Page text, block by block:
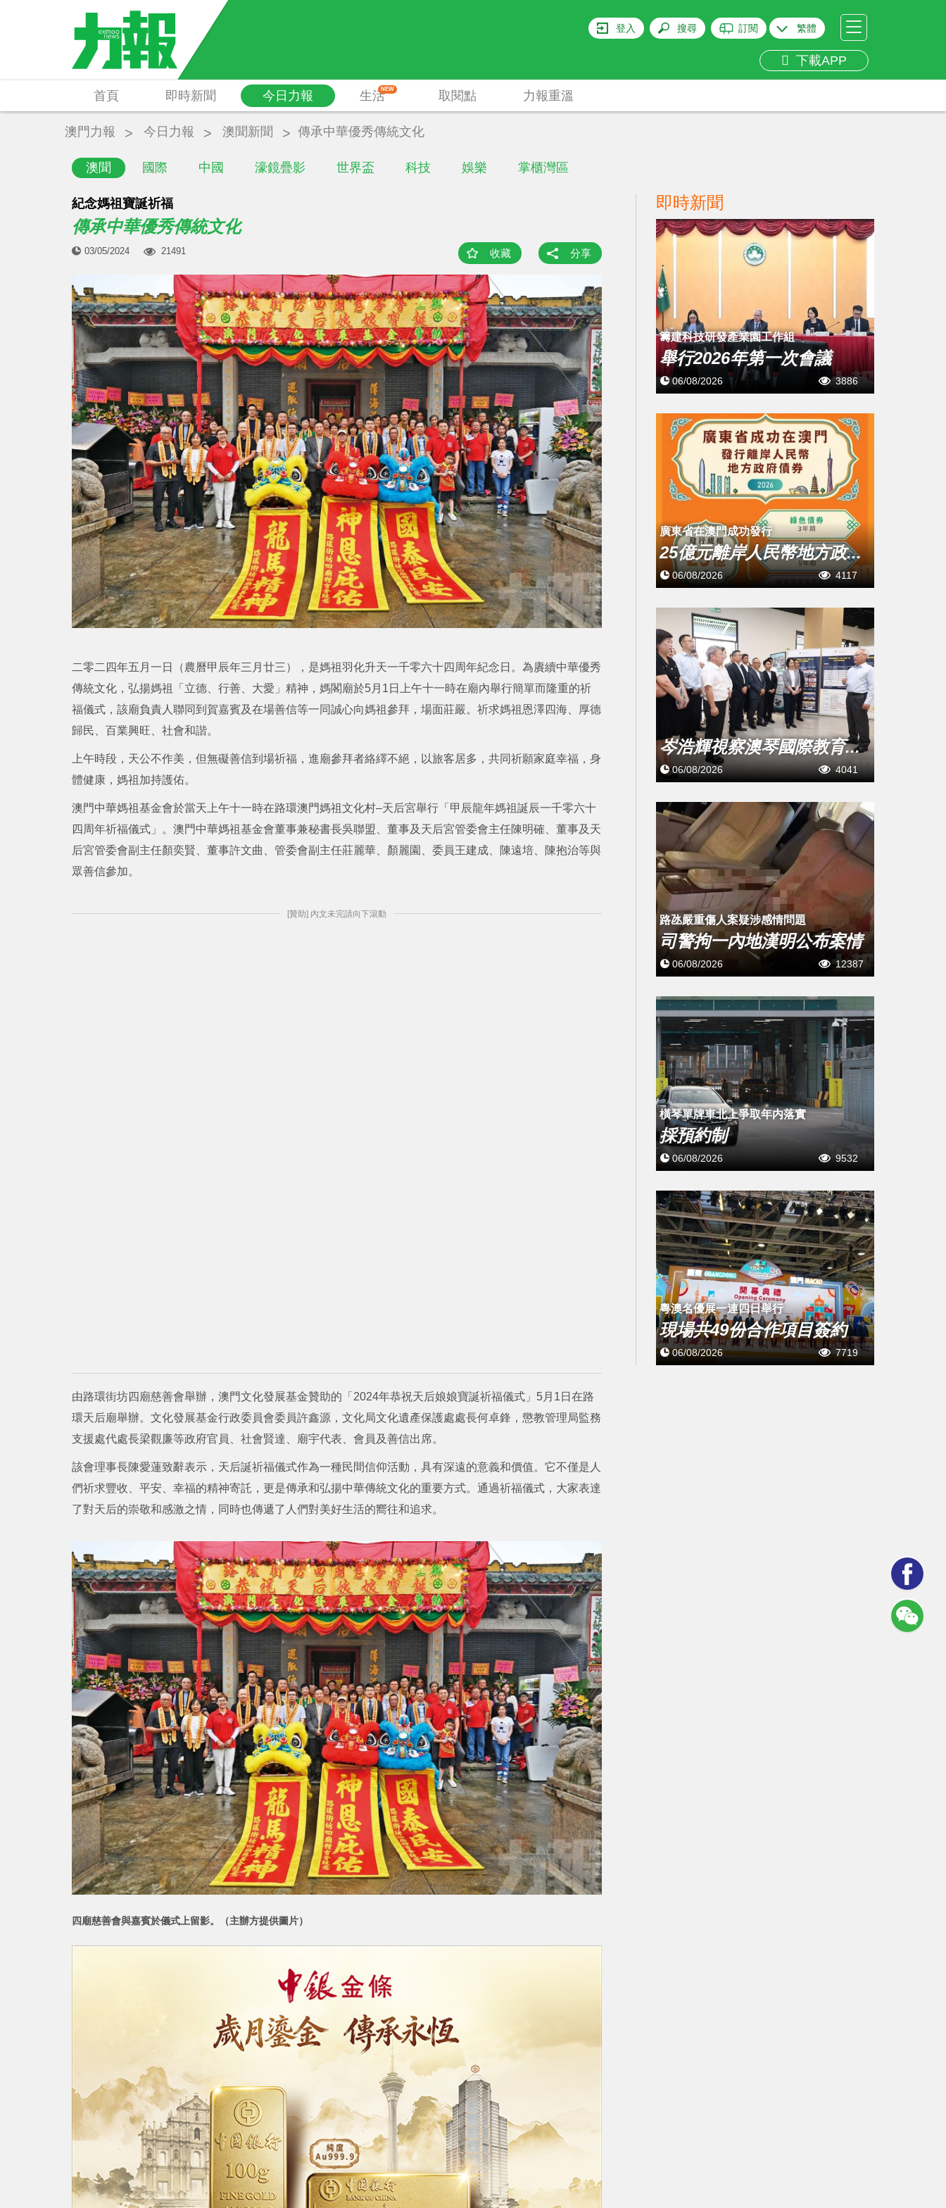
登入 搜尋 訂閱 繁體
下載APP
首頁 即時新聞 今日力報
澳聞 國際 中國 濠鏡疊影 世界盃 科技 娛樂 掌櫃灣區
生活NEW 取閱點 力報重溫
澳門力報 今日力報 澳聞新聞 傳承中華優秀傳統文化
紀念媽祖寶誕祈福
傳承中華優秀傳統文化
03/05/2024 21491 收藏 分享
二零二四年五月一日（農曆甲辰年三月廿三），是媽祖羽化升天一千零六十四周年紀念日。為賡續中華優秀
傳統文化，弘揚媽祖「立德、行善、大愛」精神，媽閣廟於5月1日上午十一時在廟內舉行簡單而隆重的祈
福儀式，該廟負責人聯同到賀嘉賓及在場善信等一同誠心向媽祖參拜，場面莊嚴。祈求媽祖恩澤四海、厚德
歸民、百業興旺、社會和諧。
上午時段，天公不作美，但無礙善信到場祈福，進廟參拜者絡繹不絕，以旅客居多，共同祈願家庭幸福，身
體健康，媽祖加持護佑。
澳門中華媽祖基金會於當天上午十一時在路環澳門媽祖文化村–天后宮舉行「甲辰龍年媽祖誕辰一千零六十
四周年祈福儀式」。澳門中華媽祖基金會董事兼秘書長吳聯盟、董事及天后宮管委會主任陳明確、董事及天
后宮管委會副主任顏奕賢、董事許文曲、管委會副主任莊麗華、顏麗園、委員王建成、陳遠培、陳抱治等與
眾善信參加。
[贊助] 內文未完請向下滾動
由路環街坊四廟慈善會舉辦，澳門文化發展基金贊助的「2024年恭祝天后娘娘寶誕祈福儀式」5月1日在路
環天后廟舉辦。文化發展基金行政委員會委員許鑫源，文化局文化遺產保護處處長何卓鋒，懲教管理局監務
支援處代處長梁觀廉等政府官員、社會賢達、廟宇代表、會員及善信出席。
該會理事長陳愛蓮致辭表示，天后誕祈福儀式作為一種民間信仰活動，具有深遠的意義和價值。它不僅是人
們祈求豐收、平安、幸福的精神寄託，更是傳承和弘揚中華傳統文化的重要方式。通過祈福儀式，大家表達
了對天后的崇敬和感激之情，同時也傳遞了人們對美好生活的嚮往和追求。
四廟慈善會與嘉賓於儀式上留影。（主辦方提供圖片）
即時新聞
籌建科技研發產業園工作組
舉行2026年第一次會議
06/08/2026 3886
廣東省在澳門成功發行
25億元離岸人民幣地方政...
06/08/2026 4117
岑浩輝視察澳琴國際教育...
06/08/2026 4041
​路氹嚴重傷人案疑涉感情問題
司警拘一內地漢明公布案情
06/08/2026 12387
橫琴單牌車北上爭取年内落實
採預約制
06/08/2026 9532
粵澳名優展一連四日舉行
現場共49份合作項目簽約
06/08/2026 7719